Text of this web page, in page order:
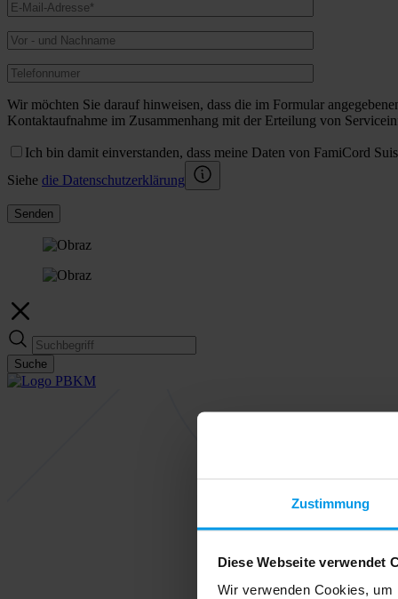
Zustimmung
Diese Webseite verwendet
Wir verwenden Cookies,
Wir möchten Sie darauf hinweisen, dass die im Formular
Kontaktaufnahme im Zusammenhang mit der Erteilung von
Ich bin damit einverstanden, dass meine Daten von FamiCord
Siehe die Datenschutzerklärung
Senden
Suche